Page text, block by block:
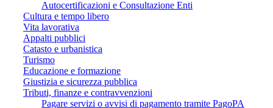
Autocertificazioni e Consultazione Enti
Cultura e tempo libero
Vita lavorativa
Appalti pubblici
Catasto e urbanistica
Turismo
Educazione e formazione
Giustizia e sicurezza pubblica
Tributi, finanze e contravvenzioni
Pagare servizi o avvisi di pagamento tramite PagoPA